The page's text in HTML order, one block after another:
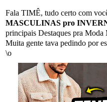
Fala TIMÊ, tudo certo com
MASCULINAS pro
principais Destaques pra
Muita gente tava pedindo por
\o